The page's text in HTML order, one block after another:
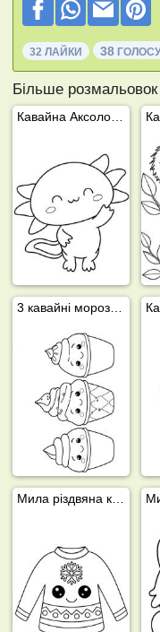
32 ЛАЙКИ 38
Більше розмальовок